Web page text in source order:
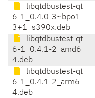
libqtdbustest-qt
6-1_0.4.0-3~bpo1
3+1_s390x.deb
libqtdbustest-qt
6-1_0.4.1-2_amd6
4.deb
libqtdbustest-qt
6-1_0.4.1-2_arm6
4.deb